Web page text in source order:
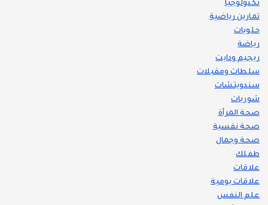
تكنولوجيا
تمارين رياضية
حلويات
رياضة
ريجيم ودايت
سلطات ومقبلات
سندويتشات
شوربات
صحة المرأة
صحة نفسية
صحة وجمال
طفلك
علاقات
علاقات يومية
علم النفس